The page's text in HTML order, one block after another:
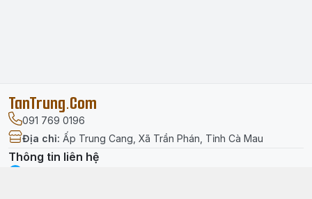
TanTrung.Com
091 769 0196
Địa chỉ: Ấp Trung Cang, Xã Trần Phán, Tỉnh Cà Mau
Thông tin liên hệ